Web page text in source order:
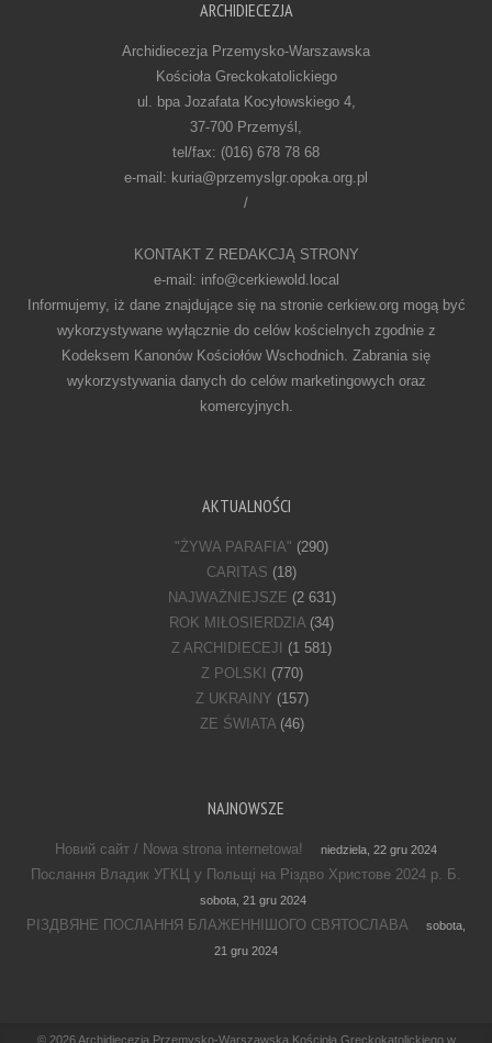
ARCHIDIECEZJA
Archidiecezja Przemysko-Warszawska
Kościoła Greckokatolickiego
ul. bpa Jozafata Kocyłowskiego 4,
37-700 Przemyśl,
tel/fax: (016) 678 78 68
e-mail: kuria@przemyslgr.opoka.org.pl
/
KONTAKT Z REDAKCJĄ STRONY
e-mail: info@cerkiewold.local
Informujemy, iż dane znajdujące się na stronie cerkiew.org mogą być
wykorzystywane wyłącznie do celów kościelnych zgodnie z
Kodeksem Kanonów Kościołów Wschodnich. Zabrania się
wykorzystywania danych do celów marketingowych oraz
komercyjnych.
AKTUALNOŚCI
"ŻYWA PARAFIA" (290)
CARITAS (18)
NAJWAŻNIEJSZE (2 631)
ROK MIŁOSIERDZIA(34)
Z ARCHIDIECEJI
(1 581)
Z POLSKI
(770)
Z UKRAINY (157)
ZE ŚWIATA(46)
NAJNOWSZE
Новий сайт / Nowa strona internetowa! niedziela, 22 gru 2024
Послання Владик УГКЦ у Польщі на Різдво Христове 2024 р. Б.
sobota, 21 gru 2024
РІЗДВЯНЕ ПОСЛАННЯ БЛАЖЕННІШОГО СВЯТОСЛАВА
sobota,
21 gru 2024
© 2026Archidiecezja Przemysko-Warszawska Kościoła Greckokatolickiego w